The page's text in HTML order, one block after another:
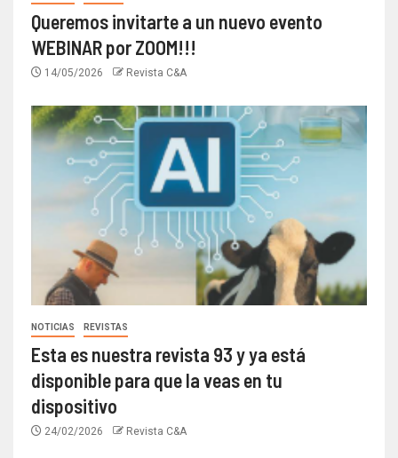
Queremos invitarte a un nuevo evento
WEBINAR por ZOOM!!!
14/05/2026 Revista C&A
NOTICIAS REVISTAS
Esta es nuestra revista 93 y ya está
disponible para que la veas en tu
dispositivo
24/02/2026 Revista C&A